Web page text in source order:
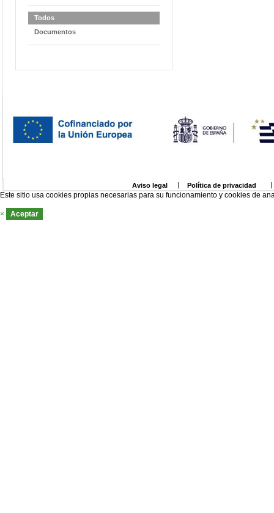
Todos
Documentos
Aviso legal Política de privacidad
Este sitio usa cookies propias necesarias para su funcionamiento y cookies de
× Aceptar